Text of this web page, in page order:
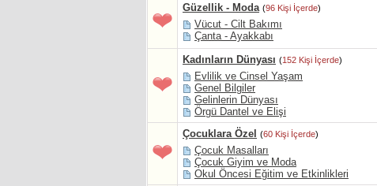
Güzellik - Moda (96 Kişi İçerde)
Vücut - Cilt Bakımı
Çanta - Ayakkabı
Kadınların Dünyası (152 Kişi İçerde)
Evlilik ve Cinsel Yaşam
Genel Bilgiler
Gelinlerin Dünyası
Örgü Dantel ve Elişi
Çocuklara Özel (60 Kişi İçerde)
Çocuk Masalları
Çocuk Giyim ve Moda
Okul Öncesi Eğitim ve Etkinlikleri